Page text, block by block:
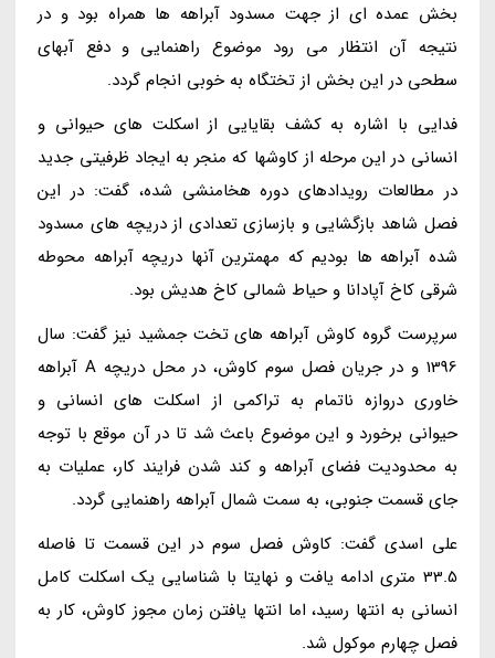
بخش عمده ای از جهت مسدود آبراهه ها همراه بود و در
نتیجه آن انتظار می رود موضوع راهنمایی و دفع آبهای
سطحی در این بخش از تختگاه به خوبی انجام گردد.
فدایی با اشاره به کشف بقایایی از اسکلت های حیوانی و
انسانی در این مرحله از کاوشها که منجر به ایجاد ظرفیتی جدید
در مطالعات رویدادهای دوره هخامنشی شده، گفت: در این
فصل شاهد بازگشایی و بازسازی تعدادی از دریچه های مسدود
شده آبراهه ها بودیم که مهمترین آنها دریچه آبراهه محوطه
شرقی کاخ آپادانا و حیاط شمالی کاخ هدیش بود.
سرپرست گروه کاوش آبراهه های تخت جمشید نیز گفت: سال
1396 و در جریان فصل سوم کاوش، در محل دریچه A آبراهه
خاوری دروازه ناتمام به تراکمی از اسکلت های انسانی و
حیوانی برخورد و این موضوع باعث شد تا در آن موقع با توجه
به محدودیت فضای آبراهه و کند شدن فرایند کار، عملیات به
جای قسمت جنوبی، به سمت شمال آبراهه راهنمایی گردد.
علی اسدی گفت: کاوش فصل سوم در این قسمت تا فاصله
33.5 متری ادامه یافت و نهایتا با شناسایی یک اسکلت کامل
انسانی به انتها رسید، اما انتها یافتن زمان مجوز کاوش، کار به
فصل چهارم موکول شد.